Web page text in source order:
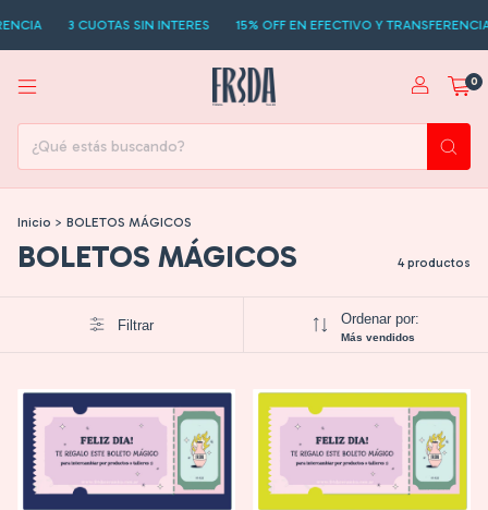
3 CUOTAS SIN INTERES 15% OFF EN EFECTIVO Y TRANSFERENCIA
0
Inicio > BOLETOS MÁGICOS
BOLETOS MÁGICOS 4 productos
Filtrar Ordenar por:
Más vendidos